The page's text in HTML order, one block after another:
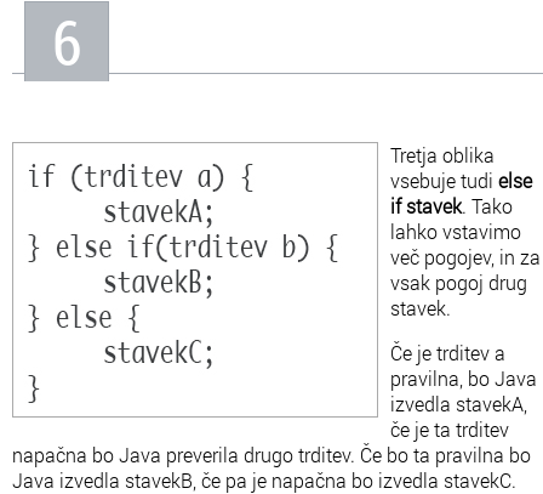
6
Tretja oblika
vsebuje tudi else
if stavek. Tako
lahko vstavimo
več pogojev, in za
vsak pogoj drug
stavek.
Če je trditev a
pravilna, bo Java
izvedla stavekA,
če je ta trditev
napačna bo Java preverila drugo trditev. Če bo ta pravilna bo
Java izvedla stavekB, če pa je napačna bo izvedla stavekC.